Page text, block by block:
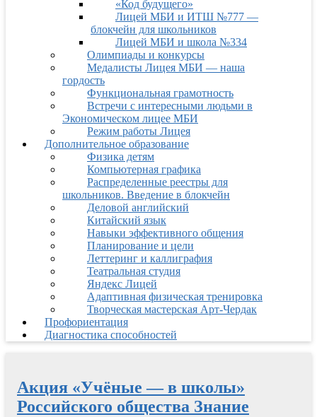
«Код будущего»
Лицей МБИ и ИТШ №777 —
блокчейн для школьников
Лицей МБИ и школа №334
Олимпиады и конкурсы
Медалисты Лицея МБИ — наша
гордость
Функциональная грамотность
Встречи с интересными людьми в
Экономическом лицее МБИ
Режим работы Лицея
Дополнительное образование
Физика детям
Компьютерная графика
Распределенные реестры для
школьников. Введение в блокчейн
Деловой английский
Китайский язык
Навыки эффективного общения
Планирование и цели
Леттеринг и каллиграфия
Театральная студия
Яндекс Лицей
Адаптивная физическая тренировка
Творческая мастерская Арт-Чердак
Профориентация
Диагностика способностей
Акция «Учëные — в школы»
Российского общества Знание